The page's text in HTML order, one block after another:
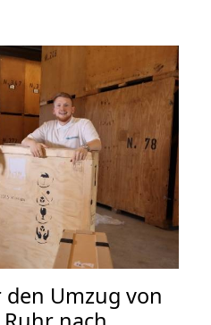
Umzug von